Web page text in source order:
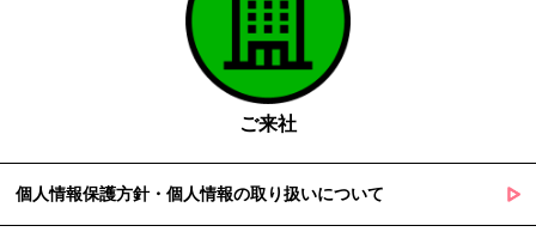
ご来社
個人情報保護方針・個人情報の取り扱いについて